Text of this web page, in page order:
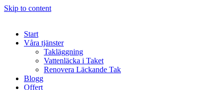
Skip to content
Start
Våra tjänster
Takläggning
Vattenläcka i Taket
Renovera Läckande Tak
Blogg
Offert